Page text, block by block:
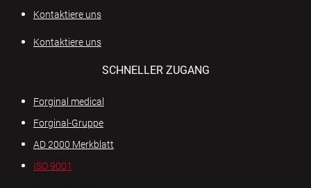
Kontaktiere uns
Kontaktiere uns
SCHNELLER ZUGANG
Forginal medical
Forginal-Gruppe
AD 2000 Merkblatt
ISO 9001